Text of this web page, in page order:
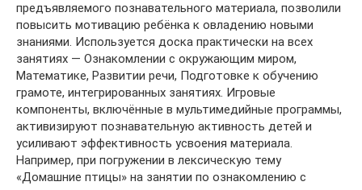
предъявляемого познавательного материала, позволили
повысить мотивацию ребёнка к овладению новыми
знаниями. Используется доска практически на всех
занятиях — Ознакомлении с окружающим миром,
Математике, Развитии речи, Подготовке к обучению
грамоте, интегрированных занятиях. Игровые
компоненты, включённые в мультимедийные программы,
активизируют познавательную активность детей и
усиливают эффективность усвоения материала.
Например, при погружении в лексическую тему
«Домашние птицы» на занятии по ознакомлению с